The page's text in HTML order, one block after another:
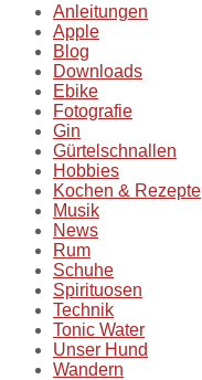
Anleitungen
Apple
Blog
Downloads
Ebike
Fotografie
Gin
Gürtelschnallen
Hobbies
Kochen & Rezepte
Musik
News
Rum
Schuhe
Spirituosen
Technik
Tonic Water
Unser Hund
Wandern